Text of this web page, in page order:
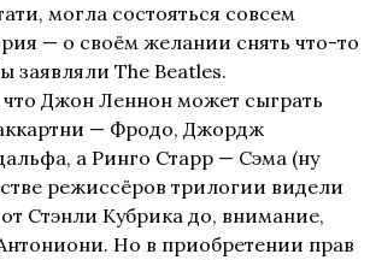
могла состояться совсем
— о своём желании снять что-то
заявляли The Beatles.
Джон Леннон может сыграть
— Фродо, Джордж
а Ринго Старр — Сэма (ну
режиссёров трилогии видели
Стэнли Кубрика до, внимание,
Но в приобретении прав